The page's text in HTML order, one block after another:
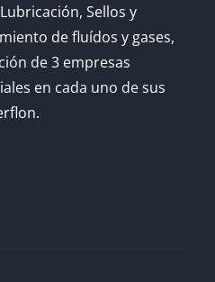
Sellos y
de fluídos y gases,
de 3 empresas
en cada uno de sus